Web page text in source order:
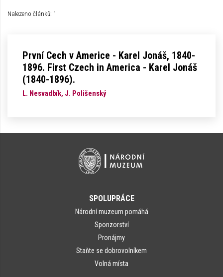
Nalezeno článků: 1
První Cech v Americe - Karel Jonáš, 1840-
1896. First Czech in America - Karel Jonáš
(1840-1896).
L. Nesvadbík, J. Polišenský
SPOLUPRÁCE
Národní muzeum pomáhá
Sponzorství
Pronájmy
Staňte se dobrovolníkem
Volná místa